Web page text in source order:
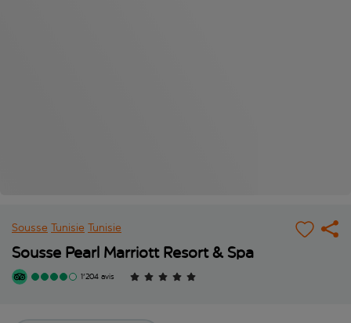
Sousse Tunisie Tunisie
Sousse Pearl Marriott Resort & Spa
1'204 avis